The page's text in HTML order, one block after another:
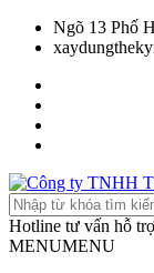
Ngõ 13 Phố
Hotline tư vấn hỗ trợ
MENUMENU